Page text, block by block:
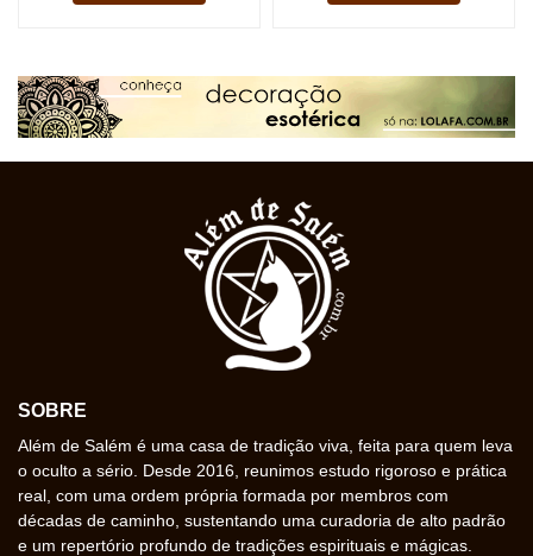
SOBRE
Além de Salém é uma casa de tradição viva, feita para quem leva
o oculto a sério. Desde 2016, reunimos estudo rigoroso e prática
real, com uma ordem própria formada por membros com
décadas de caminho, sustentando uma curadoria de alto padrão
e um repertório profundo de tradições espirituais e mágicas.